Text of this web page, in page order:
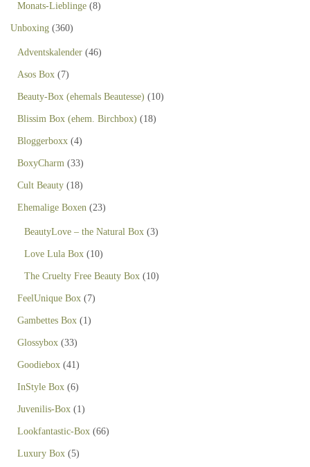
Monats-Lieblinge (8)
Unboxing (360)
Adventskalender (46)
Asos Box (7)
Beauty-Box (ehemals Beautesse) (10)
Blissim Box (ehem. Birchbox) (18)
Bloggerboxx (4)
BoxyCharm (33)
Cult Beauty (18)
Ehemalige Boxen (23)
BeautyLove – the Natural Box (3)
Love Lula Box (10)
The Cruelty Free Beauty Box (10)
FeelUnique Box (7)
Gambettes Box (1)
Glossybox (33)
Goodiebox (41)
InStyle Box (6)
Juvenilis-Box (1)
Lookfantastic-Box (66)
Luxury Box (5)